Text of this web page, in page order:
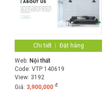
Chi tiết Đặt hàng
Web: Nội thất
Code: VTP 140619
View: 3192
Giá: 3,900,000 đ